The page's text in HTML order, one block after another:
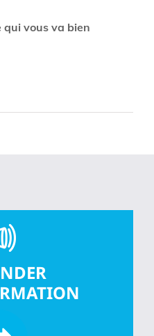
qui vous va bien